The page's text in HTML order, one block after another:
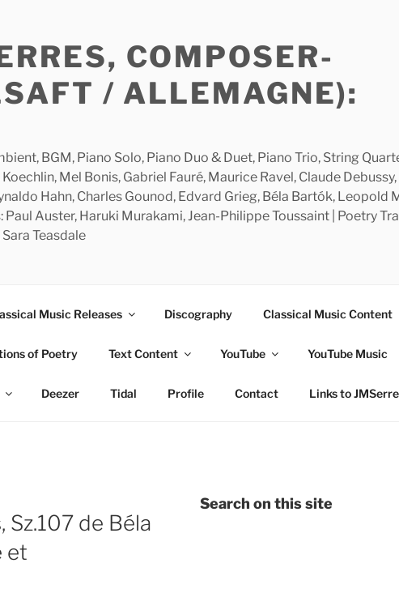
COMPOSER-
/ ALLEMAGNE):
BGM, Piano Solo, Piano Duo & Duet, Piano Trio, String
Mel Bonis, Gabriel Fauré, Maurice Ravel, Claude
Hahn, Charles Gounod, Edvard Grieg, Béla Bartók, Leopold
Auster, Haruki Murakami, Jean-Philippe Toussaint | Poetry
Teasdale
Music Releases Discography Classical Music Content
of Poetry Text Content YouTube YouTube Music
Deezer Tidal Profile Contact Links to
de Béla
et
Search on this site